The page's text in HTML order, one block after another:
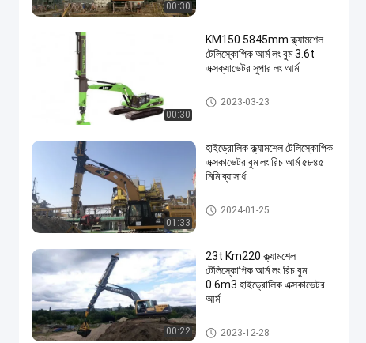
00:30
00:30
KM150 5845mm ক্ল্যামশেল
টেলিস্কোপিক আর্ম লং বুম 3.6t
এক্সক্যাভেটর সুপার লং আর্ম
ক্ল্যামশেল টেলিস্কোপিক আর্ম
2023-03-23
01:33
হাইড্রোলিক ক্ল্যামশেল টেলিস্কোপিক
এক্সকাভেটর বুম লং রিচ আর্ম ৫৮৪৫
মিমি ব্যাসার্ধ
ক্ল্যামশেল টেলিস্কোপিক আর্ম
2024-01-25
00:22
23t Km220 ক্ল্যামশেল
টেলিস্কোপিক আর্ম লং রিচ বুম
0.6m3 হাইড্রোলিক এক্সকাভেটর
আর্ম
ক্ল্যামশেল টেলিস্কোপিক আর্ম
2023-12-28